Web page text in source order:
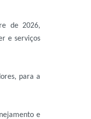
de 2026,
e serviços
para a
e